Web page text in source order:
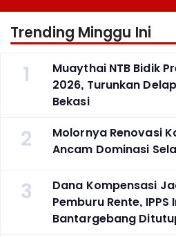
Trending Minggu Ini
1
Muaythai NTB Bidik
2026, Turunkan
Bekasi
2
Molornya Renovasi
Ancam Dominasi
3
Dana Kompensasi
Pemburu Rente, IPPS
Bantargebang